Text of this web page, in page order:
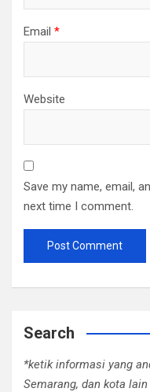
Email *
Website
Save my name, email,
next time I comment.
Search
*ketik informasi yang
Semarang, dan kota lain